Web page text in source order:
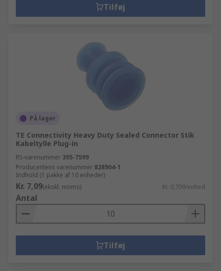
Tilføj
På lager
TE Connectivity Heavy Duty Sealed Connector Stik
Kabeltylle Plug-in
RS-varenummer 395-7599
Producentens varenummer 828904-1
Indhold (1 pakke af 10 enheder)
Kr. 7,09(ekskl. moms) Kr. 0,709/enhed
Antal
Tilføj